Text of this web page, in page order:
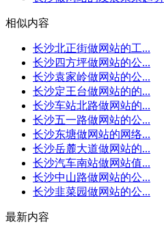
相似内容
长沙北正街做网站的工...
长沙四方坪做网站的公...
长沙袁家岭做网站的公...
长沙定王台做网站的的...
长沙车站北路做网站的...
长沙五一路做网站的公...
长沙东塘做网站的网络...
长沙岳麓大道做网站的...
长沙汽车南站做网站值...
长沙中山路做网站的公...
长沙韭菜园做网站的公...
最新内容